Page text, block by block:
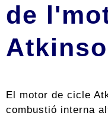
de
El motor de cicle
combustió interna